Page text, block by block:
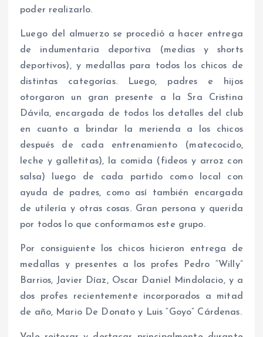
poder realizarlo.
Luego del almuerzo se procedió a hacer entrega
de indumentaria deportiva (medias y shorts
deportivos), y medallas para todos los chicos de
distintas categorías. Luego, padres e hijos
otorgaron un gran presente a la Sra Cristina
Dávila, encargada de todos los detalles del club
en cuanto a brindar la merienda a los chicos
después de cada entrenamiento (matecocido,
leche y galletitas), la comida (fideos y arroz con
salsa) luego de cada partido como local con
ayuda de padres, como así también encargada
de utilería y otras cosas. Gran persona y querida
por todos lo que conformamos este grupo.
Por consiguiente los chicos hicieron entrega de
medallas y presentes a los profes Pedro “Willy”
Barrios, Javier Díaz, Oscar Daniel Mindolacio, y a
dos profes recientemente incorporados a mitad
de año, Mario De Donato y Luis “Goyo” Cárdenas.